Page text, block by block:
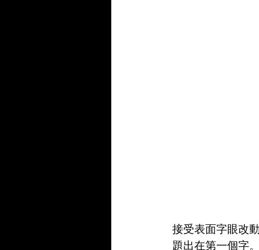
接受表面字眼改
題出在第一個字